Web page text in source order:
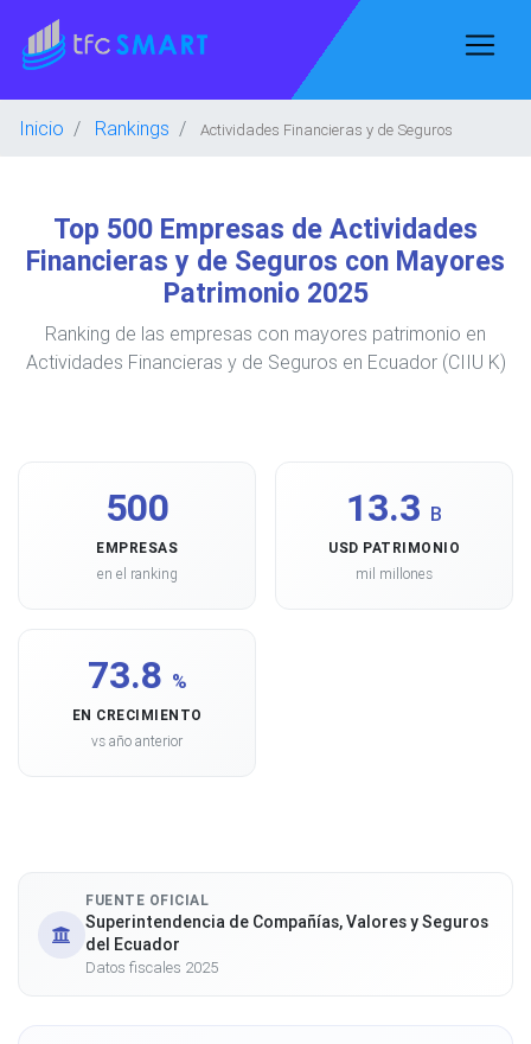
Inicio Rankings Actividades Financieras y de Seguros
Top 500 Empresas de Actividades
Financieras y de Seguros con Mayores
Patrimonio 2025
Ranking de las empresas con mayores patrimonio en
Actividades Financieras y de Seguros en Ecuador (CIIU K)
500
EMPRESAS
en el ranking
13.3 B
USD PATRIMONIO
mil millones
73.8 %
EN CRECIMIENTO
vs año anterior
FUENTE OFICIAL
Superintendencia de Compañías, Valores y Seguros
del Ecuador
Datos fiscales 2025